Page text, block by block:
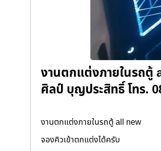
งานตกแต่งภายในรถตู้
ศิลป์ บุญประสิทธิ์ โทร.
งานตกแต่งภายในรถตู้ all new
จองคิวเข้าตกแต่งได้ครับ